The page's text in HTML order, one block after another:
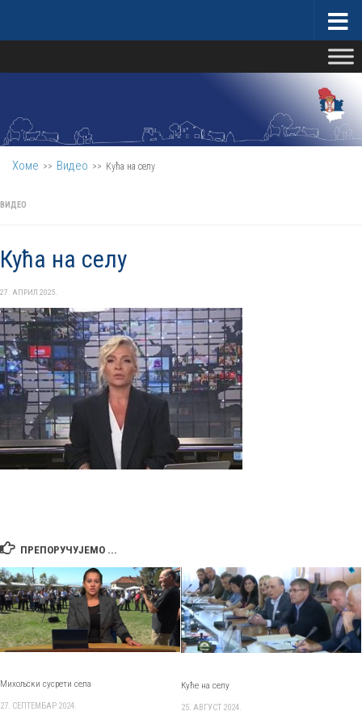
Хоме >> Видео >> Кућа на селу
ВИДЕО
Кућа на селу
27. АПРИЛ 2025.
ПРЕПОРУЧУЈЕМО ...
Михољски сусрети села
27. СЕПТЕМБАР 2024.
Куће на селу
25. АВГУСТ 2024.